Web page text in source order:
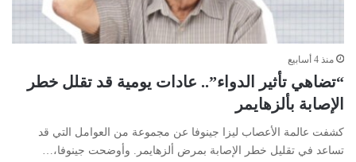
منذ 4 أسابيع
“تضاهي تأثير الدواء”.. عادات يومية قد تقلل خطر
الإصابة بألزهايمر
كشفت عالمة الأعصاب ليزا جينوفا عن مجموعة من العوامل التي قد
تساعد في تقليل خطر الإصابة بمرض ألزهايمر. وأوضحت جينوفا،…